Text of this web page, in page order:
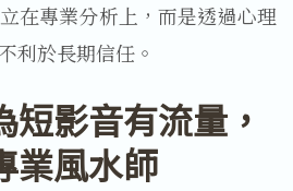
在專業分析上，而是透過心理
利於長期信任。
短影音有流量，
業風水師